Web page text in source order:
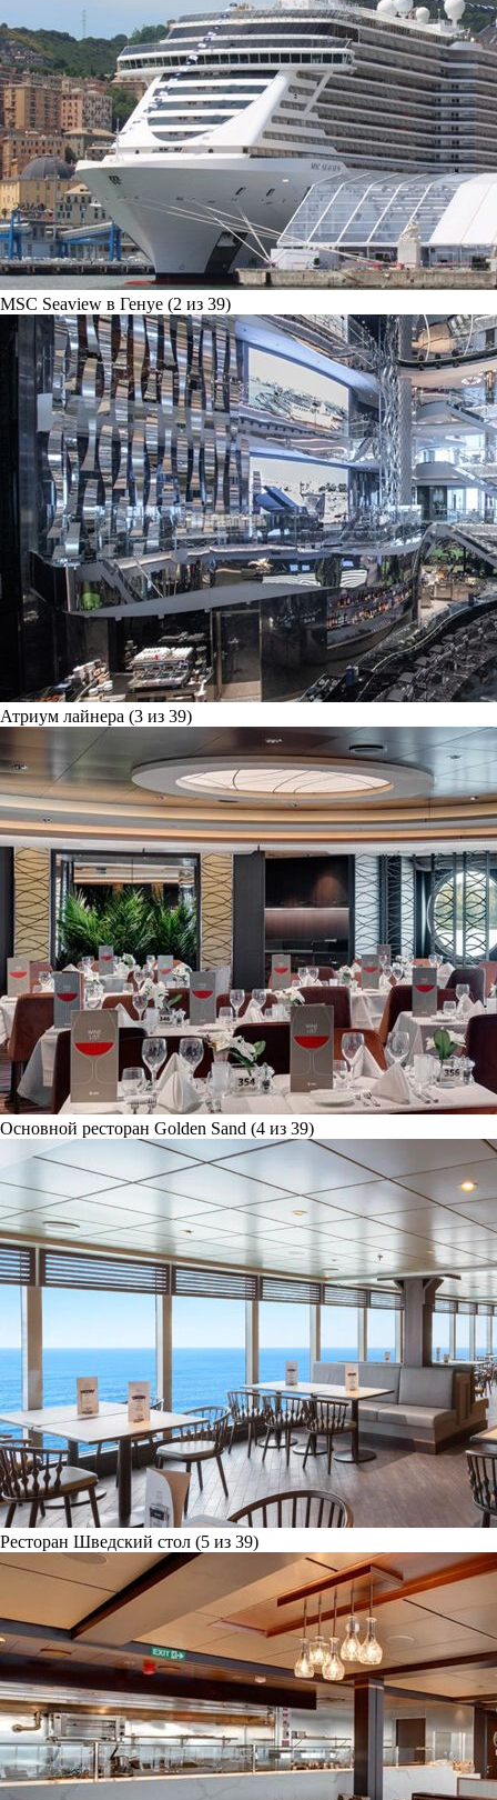
MSC Seaview в Генуе (2 из 39)
Атриум лайнера (3 из 39)
Основной ресторан Golden Sand (4 из 39)
Ресторан Шведский стол (5 из 39)